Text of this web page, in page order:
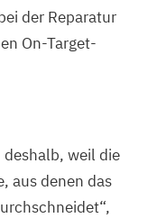
der Reparatur
On-Target-
weil die
aus denen das